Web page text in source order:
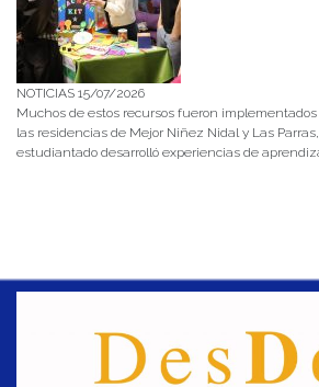
NOTICIAS 15/07/2026
Muchos de estos recursos fueron
las residencias de Mejor Niñez Nidal y Las
estudiantado desarrolló experiencias de